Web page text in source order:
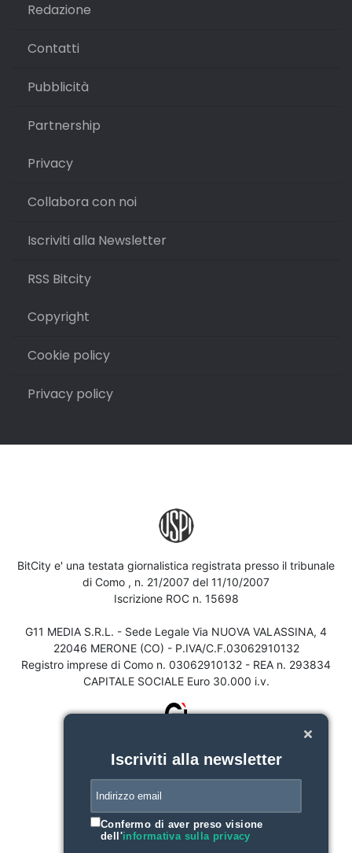
Redazione
Contatti
Pubblicità
Partnership
Privacy
Collabora con noi
Iscriviti alla Newsletter
RSS Bitcity
Copyright
Cookie policy
Privacy policy
BitCity e' una testata giornalistica registrata presso il tribunale
di Como , n. 21/2007 del 11/10/2007
Iscrizione ROC n. 15698
G11 MEDIA S.R.L. - Sede Legale Via NUOVA VALASSINA, 4
22046 MERONE (CO) - P.IVA/C.F.03062910132
Registro imprese di Como n. 03062910132 - REA n. 293834
CAPITALE SOCIALE Euro 30.000 i.v.
Iscriviti alla newsletter
Confermo di aver preso visione
dell'informativa sulla privacy